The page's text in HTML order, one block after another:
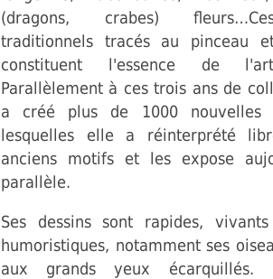
(dragons, crabes)
traditionnels tracés au pinceau
constituent l'essence de
Parallèlement à ces trois ans de
a créé plus de 1000 nouvelles
lesquelles elle a réinterprété
anciens motifs et les expose
parallèle.
Ses dessins sont rapides,
humoristiques, notamment ses
aux grands yeux écarquillés.